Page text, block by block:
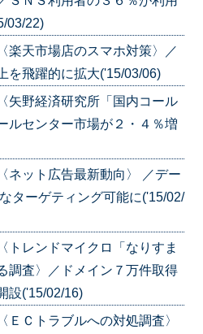
03/22)
楽天市場店のスマホ対策〉／
を飛躍的に拡大('15/03/06)
矢野経済研究所「国内コール
ルセンター市場が２・４％増
ネット広告最新動向〉 ／デー
ターゲティング可能に('15/02/
トレンドマイクロ「なりすま
調査〉／ドメイン７万件取得
設('15/02/16)
ＥＣトラブルへの対処調査〉